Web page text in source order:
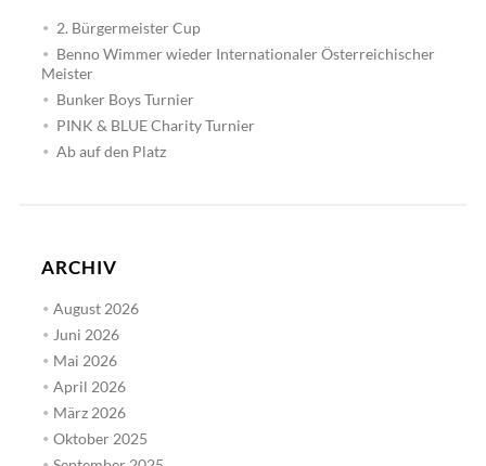
2. Bürgermeister Cup
Benno Wimmer wieder Internationaler Österreichischer
Meister
Bunker Boys Turnier
PINK & BLUE Charity Turnier
Ab auf den Platz
ARCHIV
August 2026
Juni 2026
Mai 2026
April 2026
März 2026
Oktober 2025